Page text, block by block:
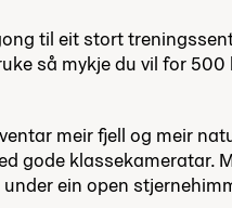
til eit stort
så mykje du vil for
meir fjell og meir
gode klassekameratar.
ein open